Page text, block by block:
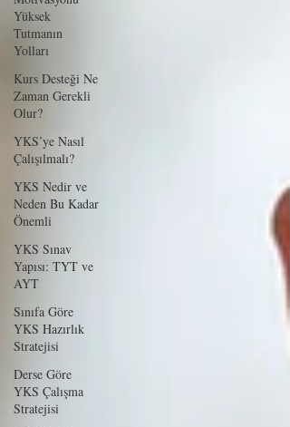
Yüksek
Tutmanın
Yolları
Kurs Desteği Ne
Zaman Gerekli
Olur?
YKS’ye Nasıl
Çalışılmalı?
YKS Nedir ve
Neden Bu Kadar
Önemli
YKS Sınav
Yapısı: TYT ve
AYT
Sınıfa Göre
YKS Hazırlık
Stratejisi
Derse Göre
YKS Çalışma
Stratejisi